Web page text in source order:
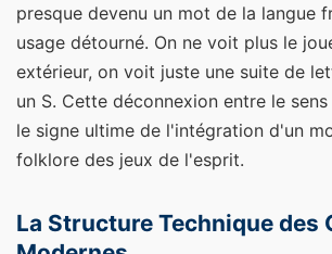
presque devenu un mot de la langue
usage détourné. On ne voit plus le
extérieur, on voit juste une suite de
un S. Cette déconnexion entre le
le signe ultime de l'intégration d'un
folklore des jeux de l'esprit.
La Structure Technique des